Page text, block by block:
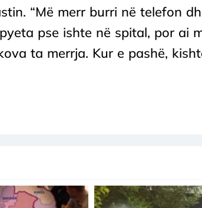
“Më merr burri në telefon
pse ishte në spital, por ai
ta merrja. Kur e pashë,